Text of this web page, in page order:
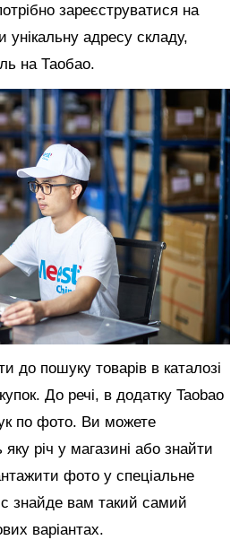
зареєструватися на
адресу складу,
на Таобао.
до пошуку товарів в каталозі
До речі, в додатку Taobao
по фото. Ви можете
річ у магазині або знайти
фото у спеціальне
знайде вам такий самий
варіантах.